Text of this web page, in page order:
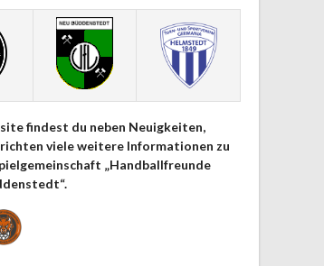
findest du neben Neuigkeiten,
viele weitere Informationen zu
„Handballfreunde